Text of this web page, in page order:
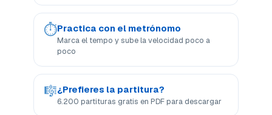
⏱Practica con el metrónomo
Marca el tempo y sube la velocidad poco a
poco
🎼¿Prefieres la partitura?
6.200 partituras gratis en PDF para descargar